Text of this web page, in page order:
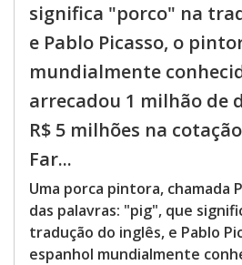
significa "porco" na
e Pablo Picasso, o
mundialmente
arrecadou 1 milhão de
R$ 5 milhões na
Far...
Uma porca pintora, chamada
das palavras: "pig", que
tradução do inglês, e Pablo
espanhol mundialmente